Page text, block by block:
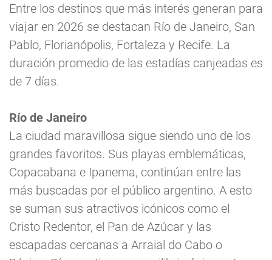
Entre los destinos que más interés generan para
viajar en 2026 se destacan Río de Janeiro, San
Pablo, Florianópolis, Fortaleza y Recife. La
duración promedio de las estadías canjeadas es
de 7 días.
Río de Janeiro
La ciudad maravillosa sigue siendo uno de los
grandes favoritos. Sus playas emblemáticas,
Copacabana e Ipanema, continúan entre las
más buscadas por el público argentino. A esto
se suman sus atractivos icónicos como el
Cristo Redentor, el Pan de Azúcar y las
escapadas cercanas a Arraial do Cabo o